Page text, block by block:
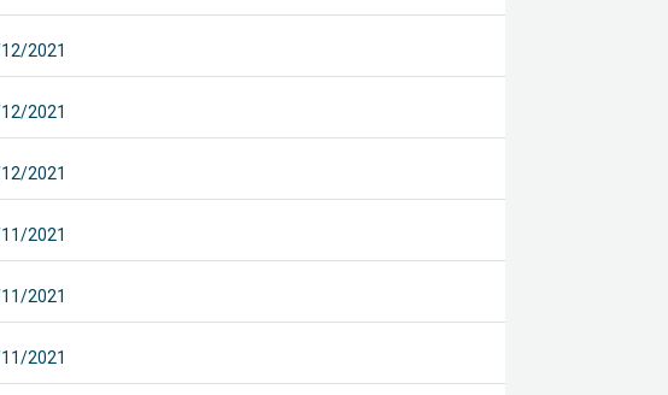
2021
2021
2021
2021
2021
2021